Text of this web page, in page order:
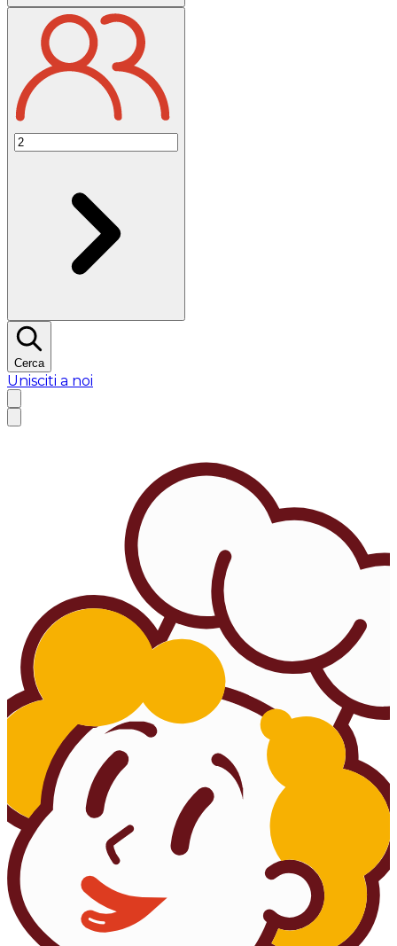
Cerca
Unisciti a noi